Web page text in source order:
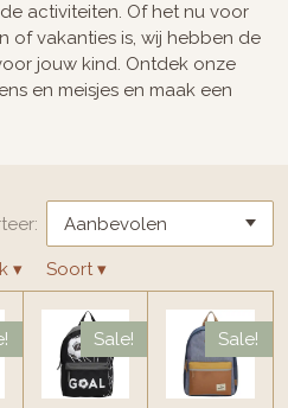
activiteiten. Of het nu voor
of vakanties is, wij hebben de
jouw kind. Ontdek onze
en meisjes en maak een
▾ Soort▾
Sale! Sale!